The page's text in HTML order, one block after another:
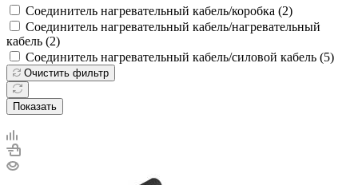
Соединитель нагревательный кабель/коробка (2)
Соединитель нагревательный кабель/нагревательный
кабель (2)
Соединитель нагревательный кабель/силовой кабель (5)
Очистить фильтр
Показать